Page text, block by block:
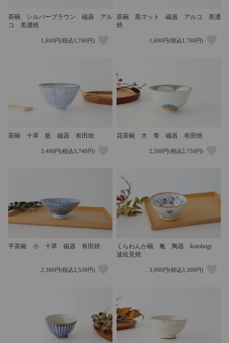
茶碗 シルバーブラウン 磁器 アル
コ 美濃焼
1,600円(税込1,760円)
茶碗 黒マット 磁器 アルコ 美濃
焼
1,600円(税込1,760円)
茶碗 十草 藍 磁器 有田焼
3,400円(税込3,740円)
花茶碗 大 青 磁器 有田焼
2,500円(税込2,750円)
平茶碗 小 十草 磁器 有田焼
2,300円(税込2,530円)
くらわんか碗 亀 陶器 kotohogi
波佐見焼
3,000円(税込3,300円)